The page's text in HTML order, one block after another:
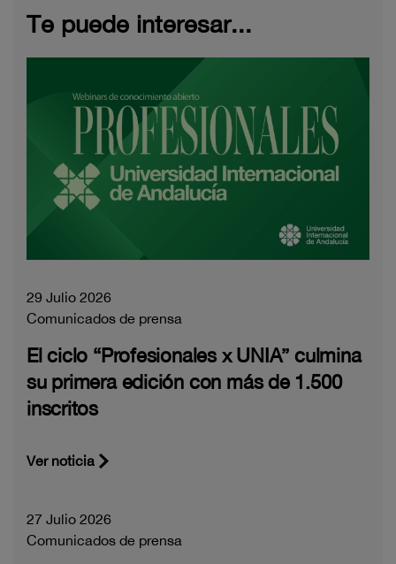
Te puede interesar...
29 Julio 2026
Comunicados de prensa
El ciclo “Profesionales x UNIA” culmina
su primera edición con más de 1.500
inscritos
Ver noticia
27 Julio 2026
Comunicados de prensa